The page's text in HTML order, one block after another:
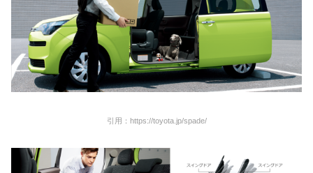
引用：https://toyota.jp/spade/